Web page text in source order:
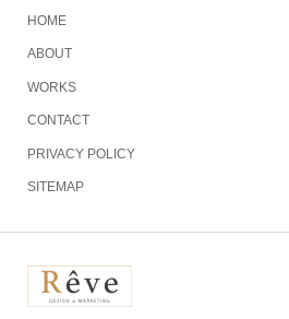
HOME
ABOUT
WORKS
CONTACT
PRIVACY POLICY
SITEMAP